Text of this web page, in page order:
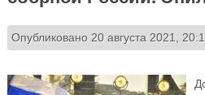
Опубликовано 20 августа 2021,